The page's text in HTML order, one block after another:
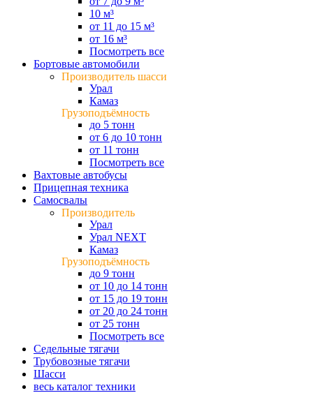
10 м³
от 11 до 15 м³
от 16 м³
Посмотреть все
Бортовые автомобили
Производитель шасси
Урал
Камаз
Грузоподъёмность
до 5 тонн
от 6 до 10 тонн
от 11 тонн
Посмотреть все
Вахтовые автобусы
Прицепная техника
Самосвалы
Производитель
Урал
Урал NEXT
Камаз
Грузоподъёмность
до 9 тонн
от 10 до 14 тонн
от 15 до 19 тонн
от 20 до 24 тонн
от 25 тонн
Посмотреть все
Седельные тягачи
Трубовозные тягачи
Шасси
весь каталог техники